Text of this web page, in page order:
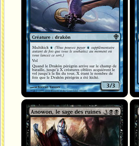
Anowon, le sage des ruines